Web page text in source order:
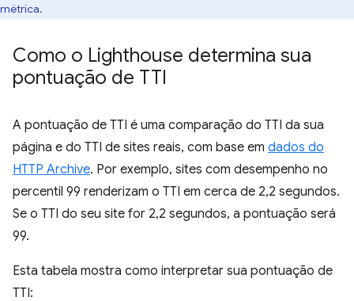
métrica.
Como o Lighthouse determina sua
pontuação de TTI
A pontuação de TTI é uma comparação do TTI da sua
página e do TTI de sites reais, com base em dados do
HTTP Archive. Por exemplo, sites com desempenho no
percentil 99 renderizam o TTI em cerca de 2,2 segundos.
Se o TTI do seu site for 2,2 segundos, a pontuação será
99.
Esta tabela mostra como interpretar sua pontuação de
TTI: